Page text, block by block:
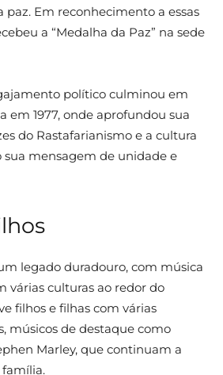
paz. Em reconhecimento a essas
a “Medalha da Paz” na sede
político culminou em
em 1977, onde aprofundou sua
do Rastafarianismo e a cultura
sua mensagem de unidade e
legado duradouro, com música
várias culturas ao redor do
filhos e filhas com várias
músicos de destaque como
Marley, que continuam a